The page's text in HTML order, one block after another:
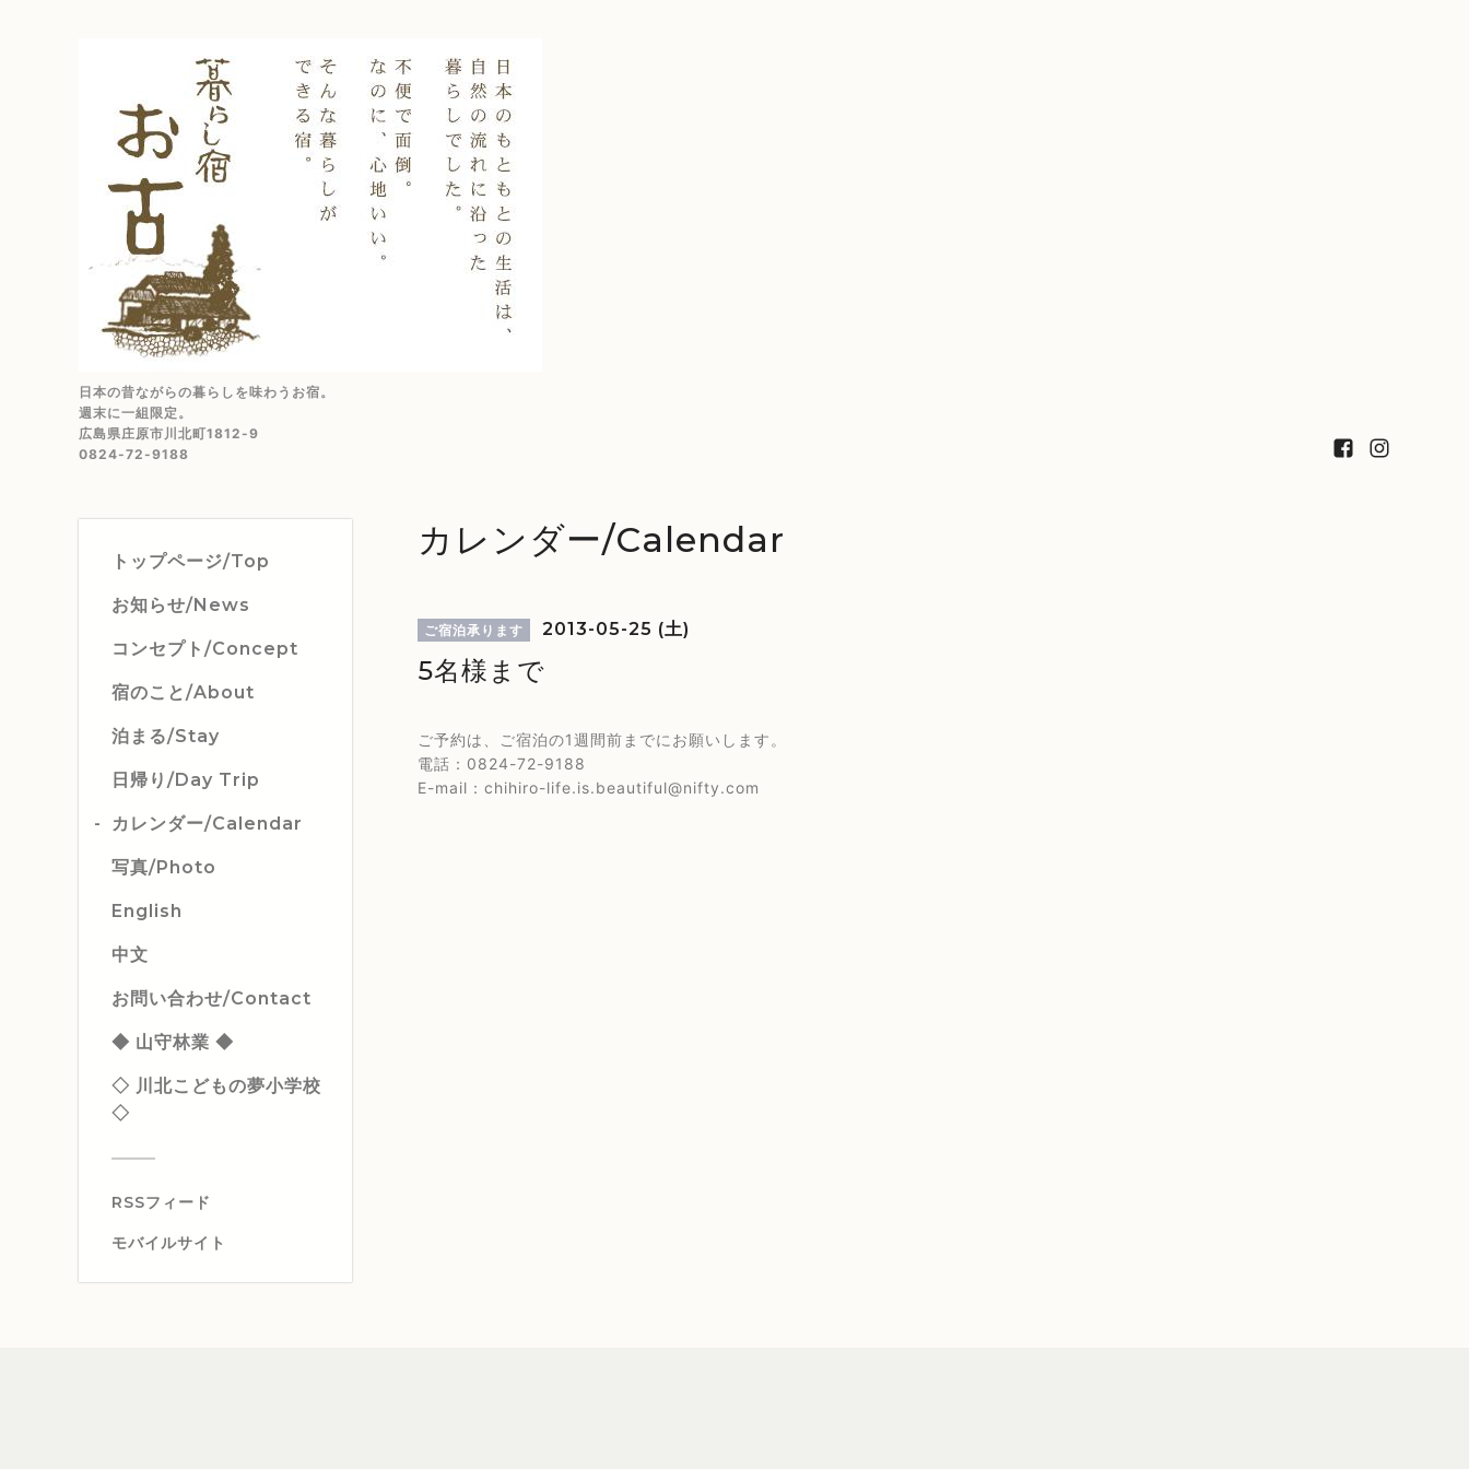
日本の昔ながらの暮らしを味わうお宿。
週末に一組限定。
広島県庄原市川北町1812-9
0824-72-9188
トップページ/Top
お知らせ/News
コンセプト/Concept
宿のこと/About
泊まる/Stay
日帰り/Day Trip
カレンダー/Calendar
写真/Photo
English
中文
お問い合わせ/Contact
◆ 山守林業 ◆
◇ 川北こどもの夢小学校
◇
RSSフィード
モバイルサイト
カレンダー/Calendar
ご宿泊承ります 2013-05-25 (土)
5名様まで
ご予約は、ご宿泊の1週間前までにお願いします。
電話：0824-72-9188
E-mail：chihiro-life.is.beautiful@nifty.com